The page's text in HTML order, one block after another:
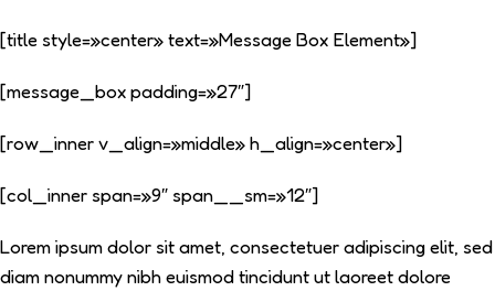
[title style=»center» text=»Message Box Element»]
[message_box padding=»27″]
[row_inner v_align=»middle» h_align=»center»]
[col_inner span=»9″ span__sm=»12″]
Lorem ipsum dolor sit amet, consectetuer adipiscing elit, sed
diam nonummy nibh euismod tincidunt ut laoreet dolore